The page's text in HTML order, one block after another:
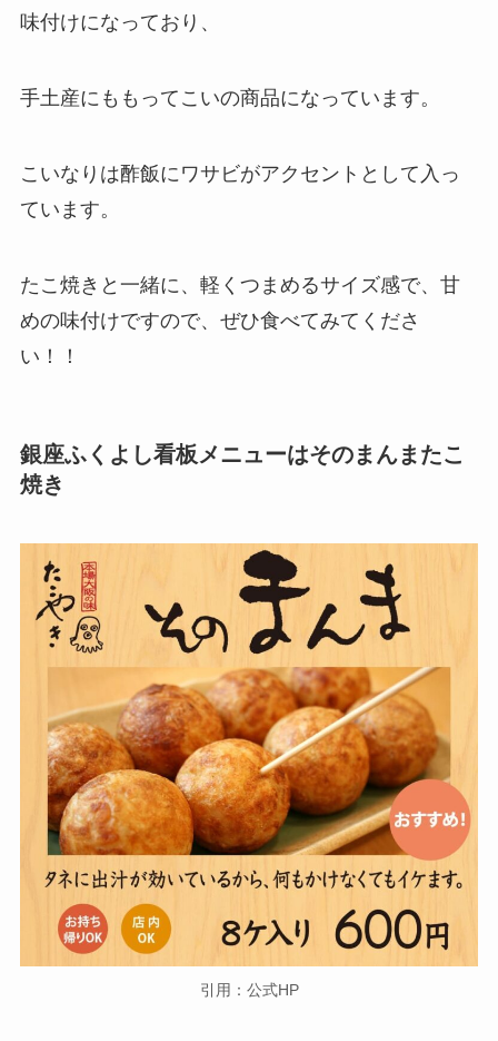
味付けになっており、
手土産にももってこいの商品になっています。
こいなりは酢飯にワサビがアクセントとして入っ
ています。
たこ焼きと一緒に、軽くつまめるサイズ感で、甘
めの味付けですので、ぜひ食べてみてくださ
い！！
銀座ふくよし看板メニューはそのまんまたこ
焼き
引用：公式HP